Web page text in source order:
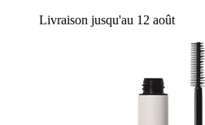
Livraison jusqu'au 12 août